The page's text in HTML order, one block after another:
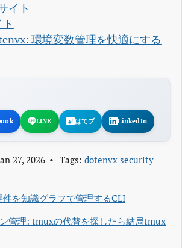
イト
環境変数管理を快適にする
LINE はてブ LinkedIn
27, 2026 Tags: dotenvx security
を知識グラフで管理するCLI
管理: tmuxの代替を探したら結局tmux